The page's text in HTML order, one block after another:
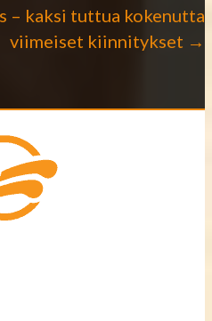
– kaksi tuttua kokenutta
viimeiset kiinnitykset →